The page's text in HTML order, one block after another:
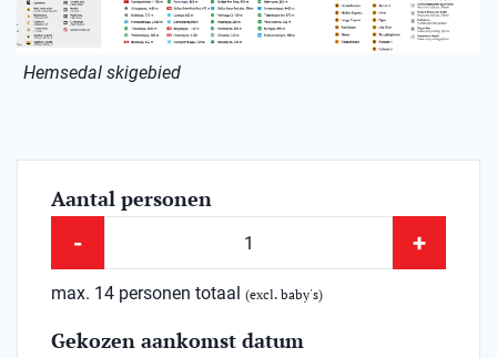
Hemsedal skigebied
Aantal personen
- +
max. 14 personen totaal (excl. baby's)
Gekozen aankomst datum